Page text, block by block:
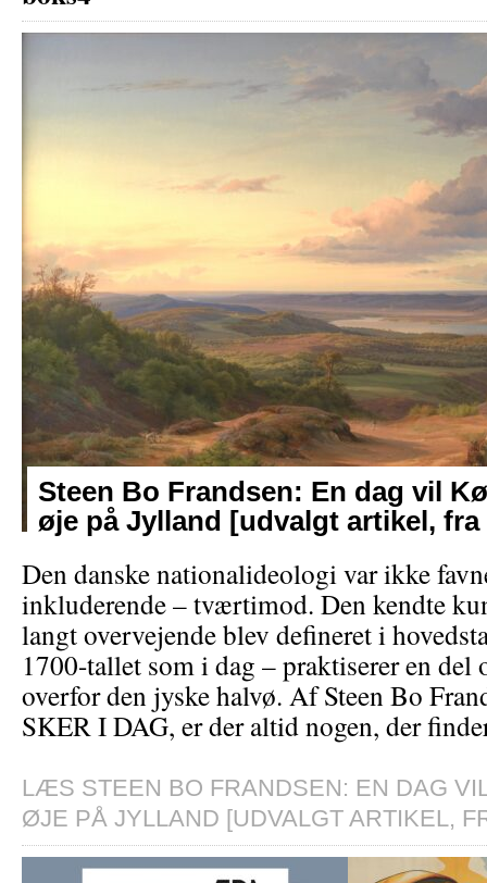
Steen Bo Frandsen: En dag vil
øje på Jylland [udvalgt artikel,
Den danske nationalideologi var ikke
inkluderende – tværtimod. Den kendte
langt overvejende blev defineret i
1700-tallet som i dag – praktiserer en del
overfor den jyske halvø. Af Steen Bo
SKER I DAG, er der altid nogen, der
LÆS STEEN BO FRANDSEN: EN DAG
ØJE PÅ JYLLAND [UDVALGT ARTIKEL,